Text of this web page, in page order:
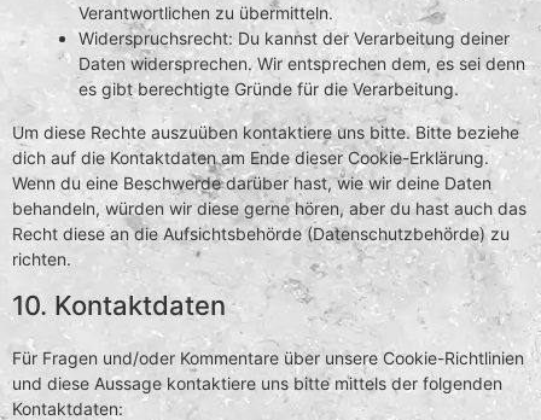
Verantwortlichen zu übermitteln.
Widerspruchsrecht: Du kannst der Verarbeitung deiner
Daten widersprechen. Wir entsprechen dem, es sei denn
es gibt berechtigte Gründe für die Verarbeitung.
Um diese Rechte auszuüben kontaktiere uns bitte. Bitte beziehe
dich auf die Kontaktdaten am Ende dieser Cookie-Erklärung.
Wenn du eine Beschwerde darüber hast, wie wir deine Daten
behandeln, würden wir diese gerne hören, aber du hast auch das
Recht diese an die Aufsichtsbehörde (Datenschutzbehörde) zu
richten.
10. Kontaktdaten
Für Fragen und/oder Kommentare über unsere Cookie-Richtlinien
und diese Aussage kontaktiere uns bitte mittels der folgenden
Kontaktdaten: